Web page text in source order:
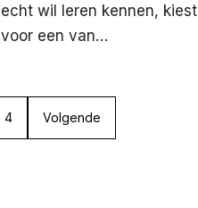
echt wil leren kennen, kiest
voor een van…
4 Volgende